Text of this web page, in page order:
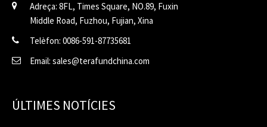
Adreça: 8FL, Times Square, NO.89, Fuxin
Middle Road, Fuzhou, Fujian, Xina
Telèfon: 0086-591-87735681
Email: sales@terafundchina.com
ÚLTIMES NOTÍCIES